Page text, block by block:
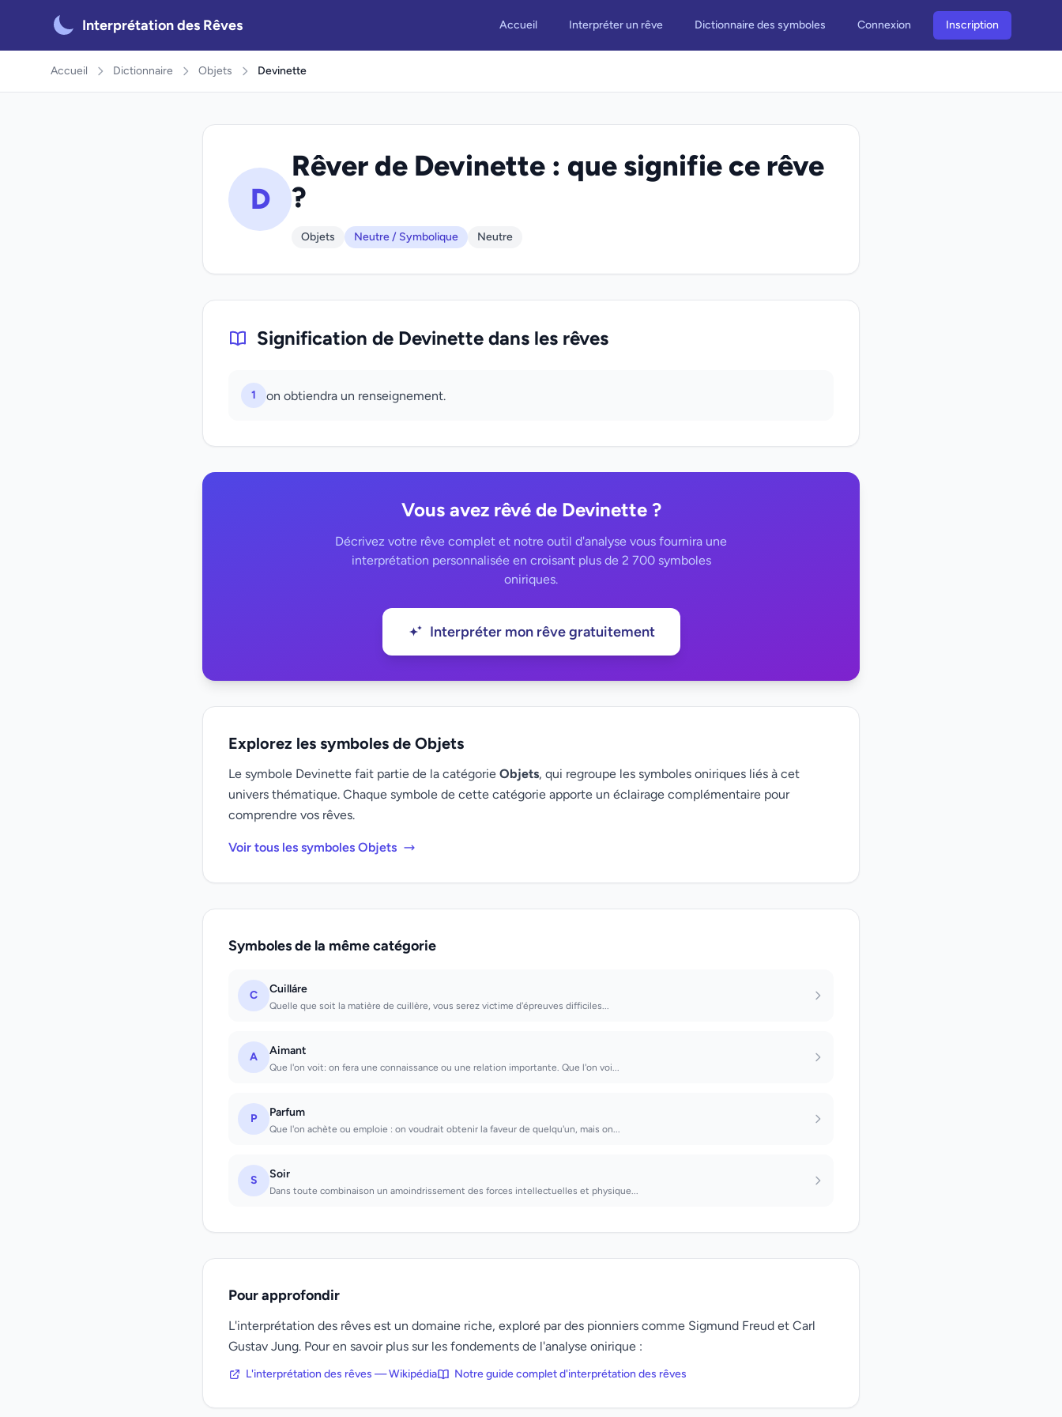
Interprétation des Rêves Accueil Interpréter un rêve Dictionnaire des symboles Connexion Inscription
Accueil Dictionnaire Objets Devinette
D
Rêver de Devinette : que signifie ce rêve
?
Objets Neutre / Symbolique Neutre
Signification de Devinette dans les rêves
1 on obtiendra un renseignement.
Vous avez rêvé de Devinette ?
Décrivez votre rêve complet et notre outil d'analyse vous fournira une
interprétation personnalisée en croisant plus de 2 700 symboles
oniriques.
Interpréter mon rêve gratuitement
Explorez les symboles de Objets
Le symbole Devinette fait partie de la catégorie Objets, qui regroupe les symboles oniriques liés à cet
univers thématique. Chaque symbole de cette catégorie apporte un éclairage complémentaire pour
comprendre vos rêves.
Voir tous les symboles Objets
Symboles de la même catégorie
C Cuilláre
Quelle que soit la matière de cuillère, vous serez victime d'épreuves difficiles...
A Aimant
Que l'on voit: on fera une connaissance ou une relation importante. Que l'on voi...
P Parfum
Que l'on achète ou emploie : on voudrait obtenir la faveur de quelqu'un, mais on...
S Soir
Dans toute combinaison un amoindrissement des forces intellectuelles et physique...
Pour approfondir
L'interprétation des rêves est un domaine riche, exploré par des pionniers comme Sigmund Freud et Carl
Gustav Jung. Pour en savoir plus sur les fondements de l'analyse onirique :
L'interprétation des rêves — Wikipédia Notre guide complet d'interprétation des rêves